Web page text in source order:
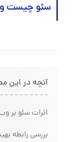
سئو چیست و
آنچه در این
اثرات سئو بر
بررسی رابطه